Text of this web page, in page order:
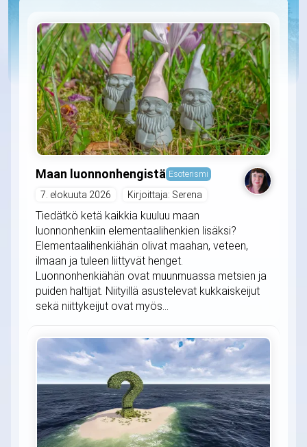
Maan luonnonhengistä Esoterismi
7. elokuuta 2026 Kirjoittaja: Serena
Tiedätkö ketä kaikkia kuuluu maan
luonnonhenkiin elementaalihenkien lisäksi?
Elementaalihenkiähän olivat maahan, veteen,
ilmaan ja tuleen liittyvät henget.
Luonnonhenkiähän ovat muunmuassa metsien ja
puiden haltijat. Niityillä asustelevat kukkaiskeijut
sekä niittykeijut ovat myös...